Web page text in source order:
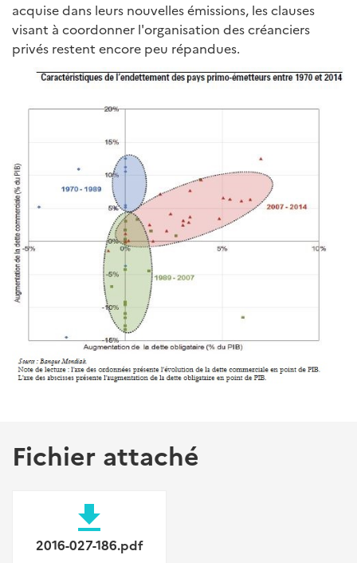
acquise dans leurs nouvelles émissions, les clauses
visant à coordonner l'organisation des créanciers
privés restent encore peu répandues.
Fichier attaché
file_download
2016-027-186.pdf